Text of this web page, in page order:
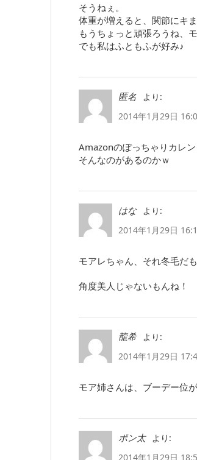
そうねぇ。
体重が増えると、関節にキま
もうちょっと頑張ろうね、モ
でも私はふともふが好み♪
匿名
より:
2014年1月29日
Amazonのぽっちゃりカレ
そんなのがあるのかｗ
はな
より:
2014年1月29日
モアレちゃん、それ冬毛だ
角度美人じゃないもんね！
龍希
より:
2014年1月29日
モア姉さんは、ブーデー位
ポン太
より:
2014年1月29日